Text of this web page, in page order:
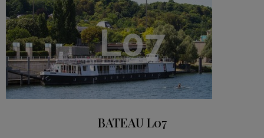
L07
BATEAU L07